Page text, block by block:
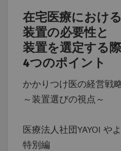
在宅医療におけ
装置の必要性と
装置を選定する
4つのポイント
かかりつけ医の経営戦
～装置選びの視点～
医療法人社団YAYOI や
特別編